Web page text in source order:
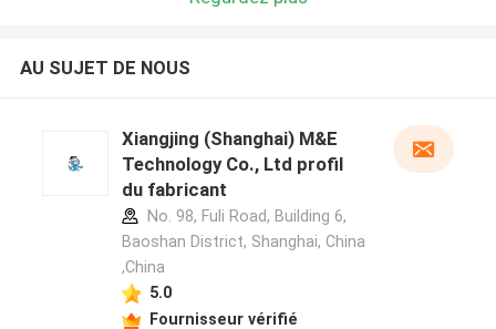
AU SUJET DE NOUS
Xiangjing (Shanghai) M&E
Technology Co., Ltd profil
du fabricant
No. 98, Fuli Road, Building 6,
Baoshan District, Shanghai, China
,China
5.0
Fournisseur vérifié